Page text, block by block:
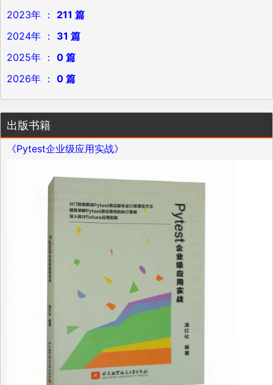
2023年 ： 211 篇
2024年 ： 31 篇
2025年 ： 0 篇
2026年 ： 0 篇
出版书籍
《Pytest企业级应用实战》